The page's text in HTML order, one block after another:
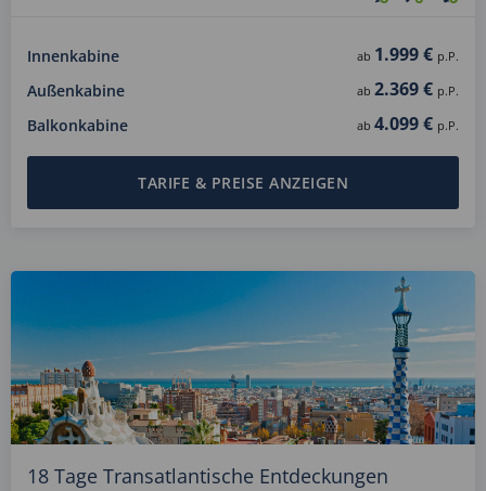
Innenkabine ab 1.999 € p.P.
Außenkabine ab 2.369 € p.P.
Balkonkabine ab 4.099 € p.P.
TARIFE & PREISE ANZEIGEN
18 Tage Transatlantische Entdeckungen